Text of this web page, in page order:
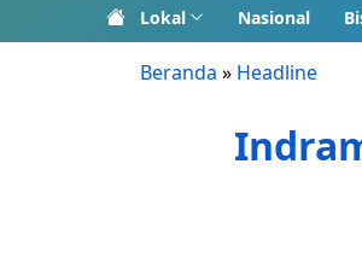
Lokal Nasional
Beranda » Headline